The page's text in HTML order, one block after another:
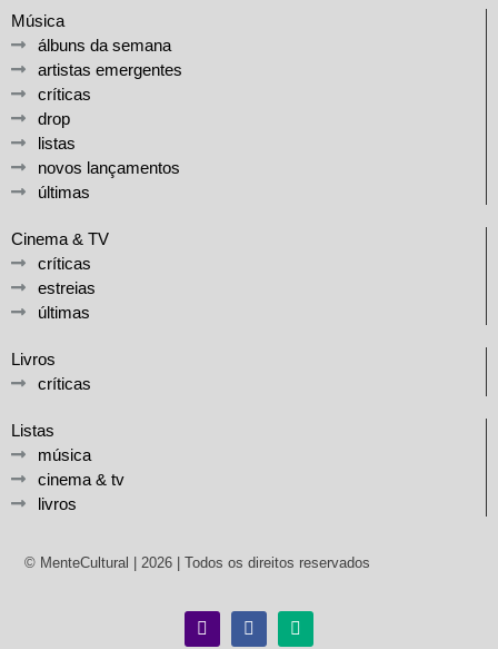
Música
álbuns da semana
artistas emergentes
críticas
drop
listas
novos lançamentos
últimas
Cinema & TV
críticas
estreias
últimas
Livros
críticas
Listas
música
cinema & tv
livros
© MenteCultural | 2026 | Todos os direitos reservados